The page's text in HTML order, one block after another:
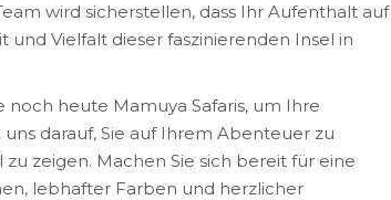
wird sicherstellen, dass Ihr Aufenthalt auf
und Vielfalt dieser faszinierenden Insel in
heute Mamuya Safaris, um Ihre
darauf, Sie auf Ihrem Abenteuer zu
zeigen. Machen Sie sich bereit für eine
lebhafter Farben und herzlicher